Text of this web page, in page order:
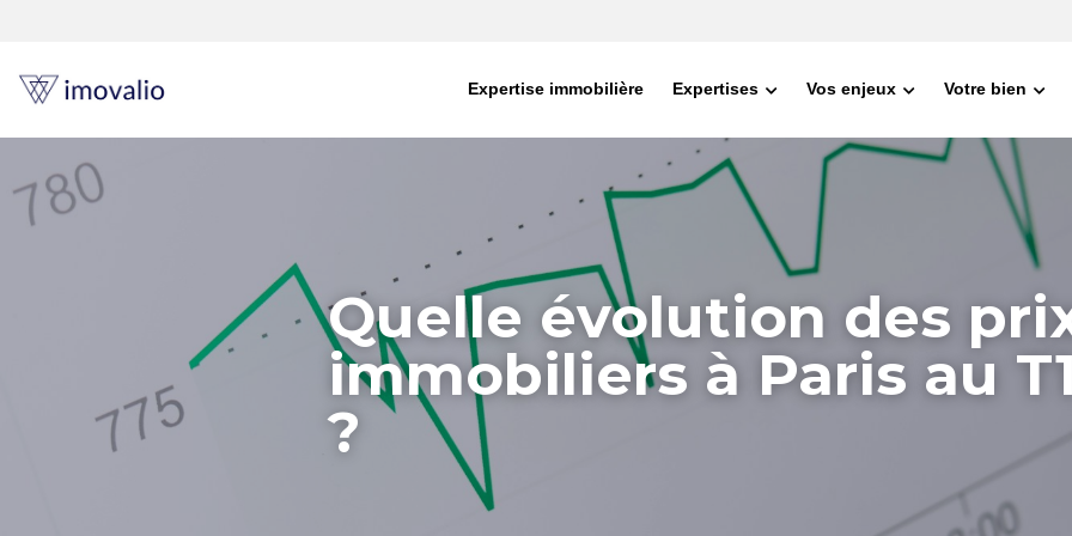
Expertise immobilière Expertises Vos enjeux Votre bien
Quelle évolution des
immobiliers à Paris au
?